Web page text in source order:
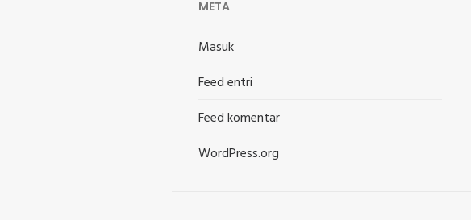
META
Masuk
Feed entri
Feed komentar
WordPress.org